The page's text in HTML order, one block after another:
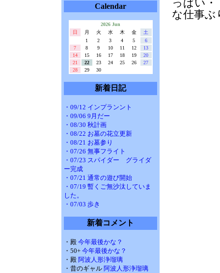
Calendar
2026 Jun
日
月 火 水 木 金
土
1
2 3 4 5
6
7
8 9 10 11 12
13
14
15 16 17 18 19
20
21
22 23 24 25 26
27
28
29 30
新着日記
・09/12 インプランント
・09/06 9月だー
・08/30 秋計画
・08/22 お墓の花立更新
・08/21 お墓参り
・07/26 無事フライト
・07/23 スパイダー グライダ
ー完成
・07/21 通常の遊び開始
・07/19 暫くご無沙汰していま
した。
・07/03 歩き
新着コメント
・殿 今年最後かな？
・50+ 今年最後かな？
・殿 阿波人形浄瑠璃
・昔のギャル 阿波人形浄瑠璃
っぱい
な仕事ぶ